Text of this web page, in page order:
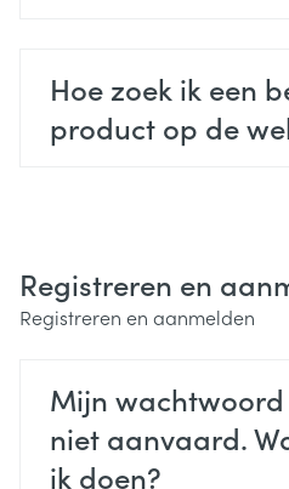
Hoe zoek ik een
product op de
Registreren en
Registreren en aanmelden
Mijn
niet aanvaard.
ik doen?